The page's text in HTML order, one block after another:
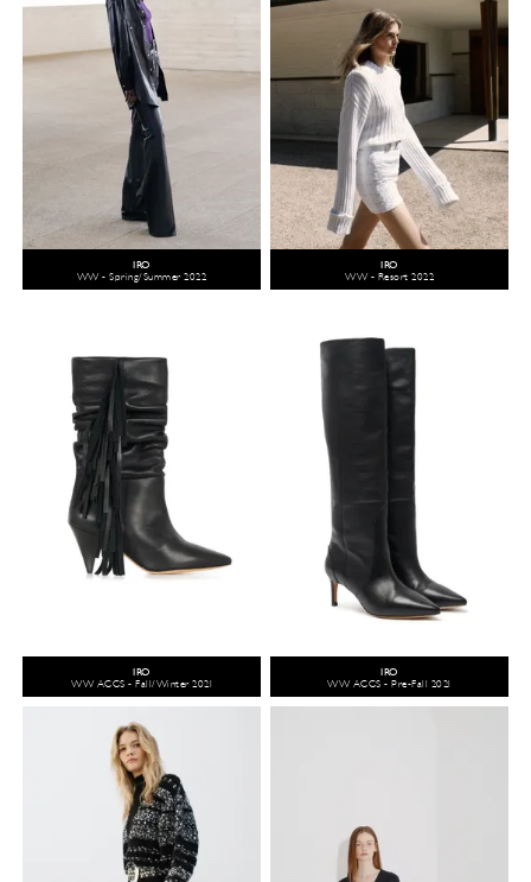
IRO
WW - Spring/Summer 2022
IRO
WW - Resort 2022
IRO
WW ACCS - Fall/Winter 2021
IRO
WW ACCS - Pre-Fall 2021